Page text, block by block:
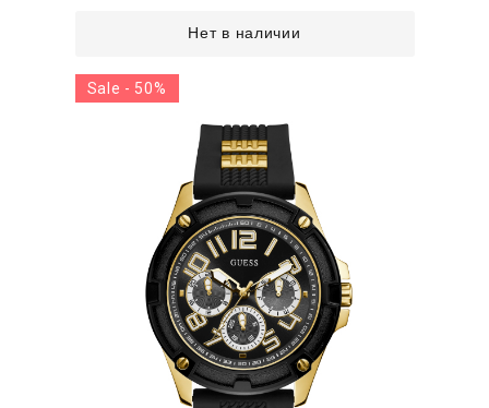
Нет в наличии
Sale - 50%